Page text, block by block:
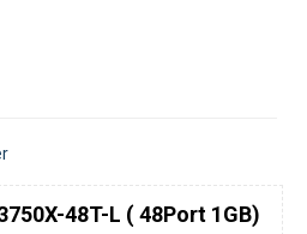
48T-L ( 48Port 1GB)